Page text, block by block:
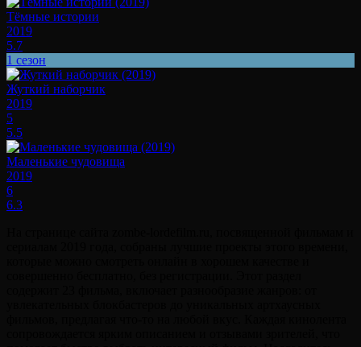
Тёмные истории
2019
5.7
1 сезон
Жуткий наборчик
2019
5
5.5
Маленькие чудовища
2019
6
6.3